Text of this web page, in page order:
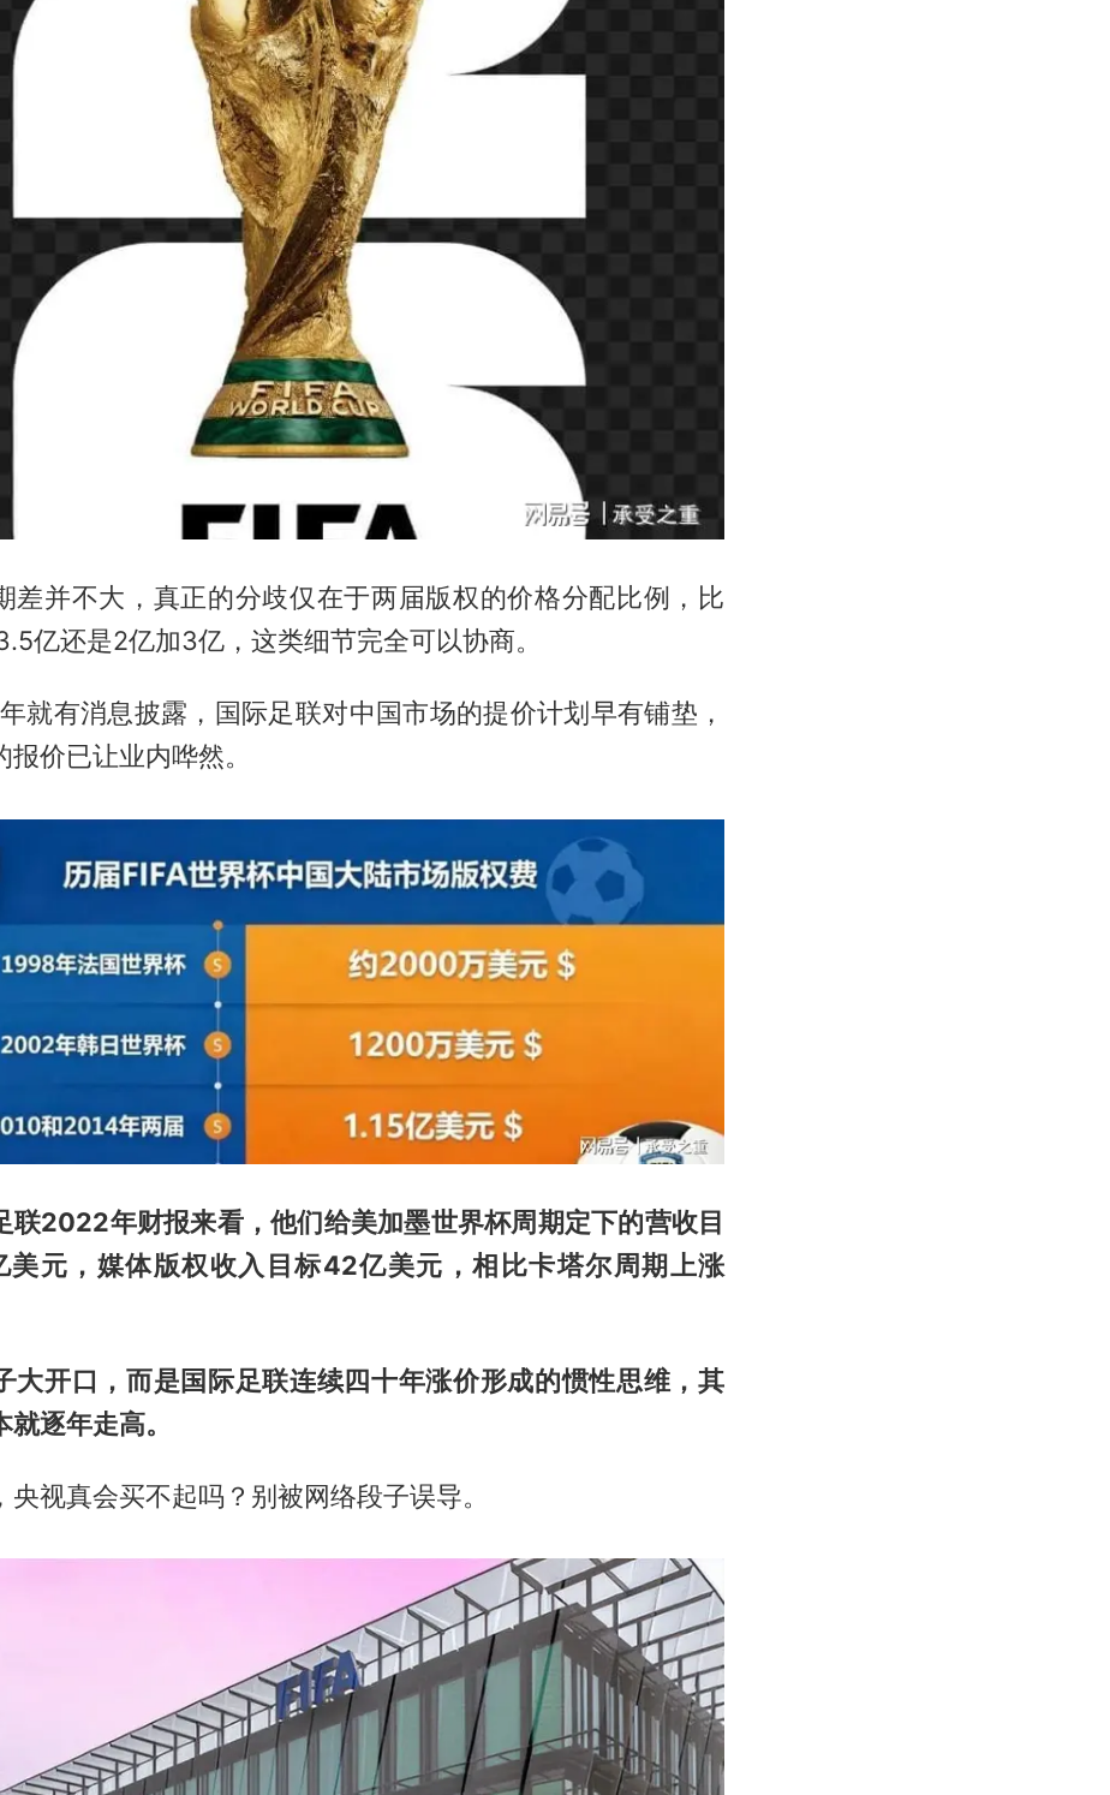
差并不大，真正的分歧仅在于两届版权的价格分配比例，比
亿还是2亿加3亿，这类细节完全可以协商。
就有消息披露，国际足联对中国市场的提价计划早有铺垫，
报价已让业内哗然。
联2022年财报来看，他们给美加墨世界杯周期定下的营收目
美元，媒体版权收入目标42亿美元，相比卡塔尔周期上涨
大开口，而是国际足联连续四十年涨价形成的惯性思维，其
逐年走高。
央视真会买不起吗？别被网络段子误导。